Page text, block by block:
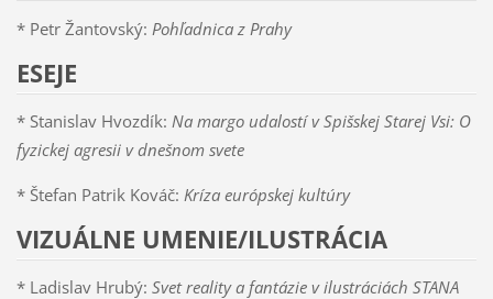
* Petr Žantovský: Pohľadnica z Prahy
ESEJE
* Stanislav Hvozdík: Na margo udalostí v Spišskej Starej Vsi: O
fyzickej agresii v dnešnom svete
* Štefan Patrik Kováč: Kríza európskej kultúry
VIZUÁLNE UMENIE/ILUSTRÁCIA
* Ladislav Hrubý: Svet reality a fantázie v ilustráciách STANA